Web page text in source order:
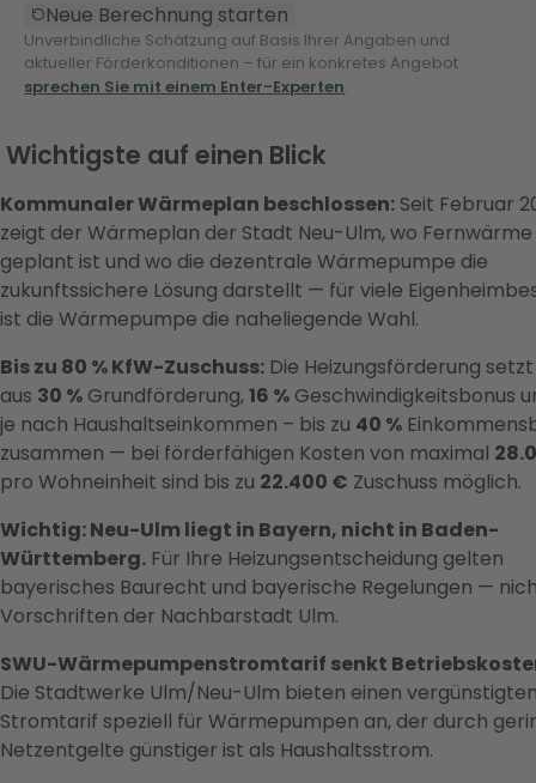
Neue Berechnung starten
Unverbindliche Schätzung auf Basis Ihrer Angaben und
aktueller Förderkonditionen – für ein konkretes Angebot
sprechen Sie mit einem Enter-Experten.
Wichtigste auf einen Blick
Kommunaler Wärmeplan beschlossen:Seit Februar
zeigt der Wärmeplan der Stadt Neu-Ulm, wo Fernwärme
geplant ist und wo die dezentrale Wärmepumpe die
zukunftssichere Lösung darstellt — für viele
ist die Wärmepumpe die naheliegende Wahl.
Bis zu 80 % KfW-Zuschuss:Die Heizungsförderung
aus 30 %Grundförderung, 16 %Geschwindigkeitsbonus
je nach Haushaltseinkommen – bis zu 40 %
zusammen — bei förderfähigen Kosten von maximal
pro Wohneinheit sind bis zu 22.400 € Zuschuss möglich.
Wichtig: Neu-Ulm liegt in Bayern, nicht in Baden-
Württemberg.Für Ihre Heizungsentscheidung gelten
bayerisches Baurecht und bayerische Regelungen —
Vorschriften der Nachbarstadt Ulm.
SWU-Wärmepumpenstromtarif senkt
Die Stadtwerke Ulm/Neu-Ulm bieten einen
Stromtarif speziell für Wärmepumpen an, der durch
Netzentgelte günstiger ist als Haushaltsstrom.